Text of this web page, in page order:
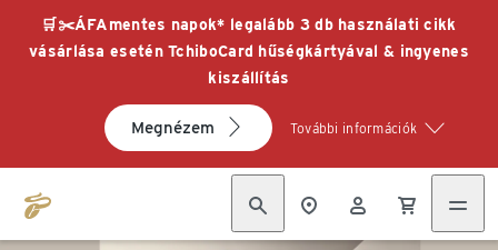
🛒✂️ÁFAmentes napok* legalább 3 db használati cikk
vásárlása esetén TchiboCard hűségkártyával & ingyenes
kiszállítás
Megnézem További információk